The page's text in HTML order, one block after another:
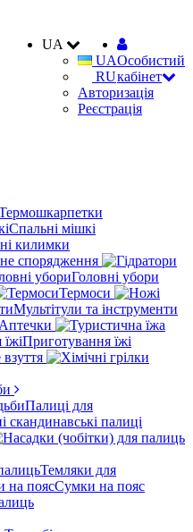
UA
UA
RU
Особистий
кабінет
Авторизація
Реєстрація
Спальні мішкі
килимки
спорядження
Головні убори
Термоси
Мультітули та інструменти
Аптечки
Приготування їжі
Палиці для
Темляки для
Сумки на пояс